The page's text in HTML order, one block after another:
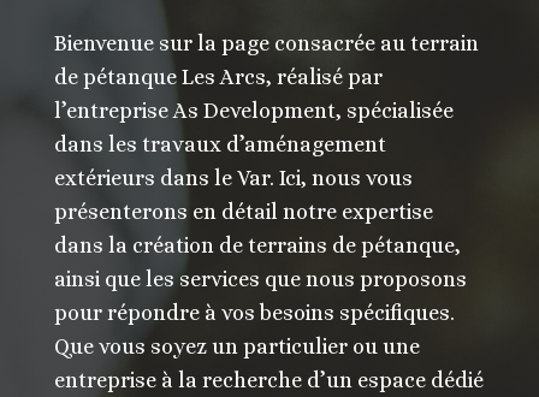
Bienvenue sur la page consacrée au terrain
de pétanque Les Arcs, réalisé par
l’entreprise As Development, spécialisée
dans les travaux d’aménagement
extérieurs dans le Var. Ici, nous vous
présenterons en détail notre expertise
dans la création de terrains de pétanque,
ainsi que les services que nous proposons
pour répondre à vos besoins spécifiques.
Que vous soyez un particulier ou une
entreprise à la recherche d’un espace dédié